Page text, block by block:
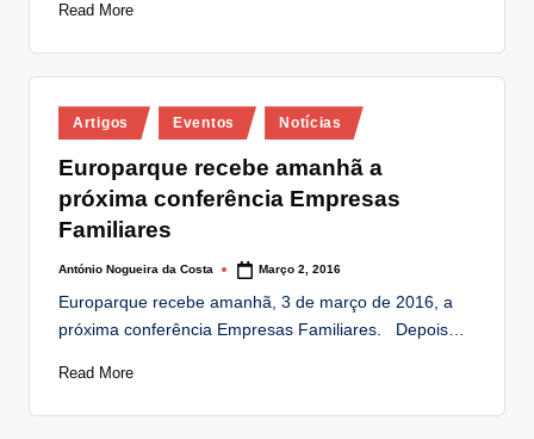
Read More
Posted
in
Artigos Eventos Notícias
Europarque recebe amanhã a
próxima conferência Empresas
Familiares
Posted
António Nogueira da Costa Março 2, 2016
Europarque recebe amanhã, 3 de março de 2016, a
próxima conferência Empresas Familiares. Depois…
Read More